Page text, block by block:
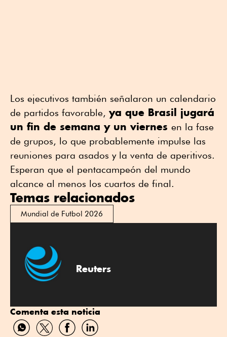
Los ejecutivos también señalaron un calendario
de partidos favorable, ya que Brasil jugará
un fin de semana y un viernes en la fase
de ⁠grupos, lo que probablemente impulse las
reuniones para asados y la venta de aperitivos.
Esperan que el pentacampeón del mundo
alcance al menos los cuartos de final.
Temas relacionados
Mundial de Futbol 2026
Reuters
Comenta esta noticia
CompartirCompartirCompartirCompartir